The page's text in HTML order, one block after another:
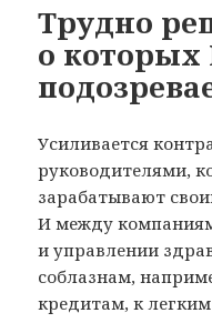
Трудно
о
Усиливается
руководителями,
зарабатывают
И между
и управлении
соблазнам,
кредитам, к